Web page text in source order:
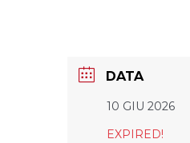
DATA
10 GIU 2026
EXPIRED!